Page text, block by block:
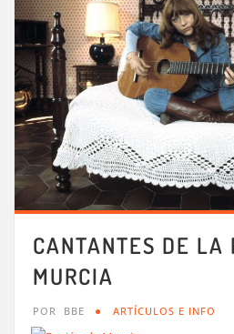
CANTANTES DE LA
MURCIA
POR BBE ARTÍCULOS E INFO